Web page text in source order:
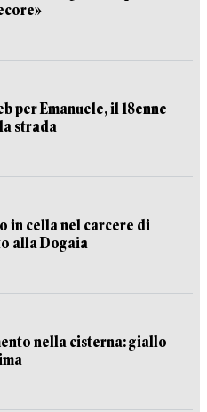
per Emanuele, il 18enne
strada
in cella nel carcere di
alla Dogaia
nella cisterna: giallo